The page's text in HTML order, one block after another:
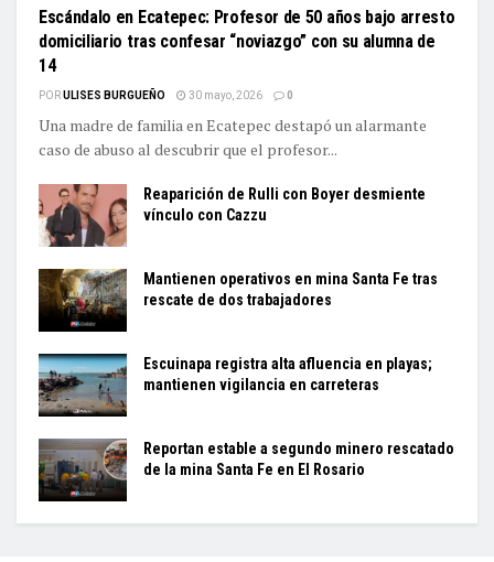
Escándalo en Ecatepec: Profesor de 50 años bajo arresto
domiciliario tras confesar “noviazgo” con su alumna de
14
PORULISES BURGUEÑO 30 mayo, 2026 0
Una madre de familia en Ecatepec destapó un alarmante
caso de abuso al descubrir que el profesor...
Reaparición de Rulli con Boyer desmiente
vínculo con Cazzu
Mantienen operativos en mina Santa Fe tras
rescate de dos trabajadores
Escuinapa registra alta afluencia en playas;
mantienen vigilancia en carreteras
Reportan estable a segundo minero rescatado
de la mina Santa Fe en El Rosario